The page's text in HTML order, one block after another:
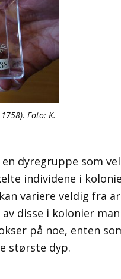
Foto: K.
dyregruppe som
individene i
variere veldig fra
disse i kolonier
på noe, enten
største dyp.